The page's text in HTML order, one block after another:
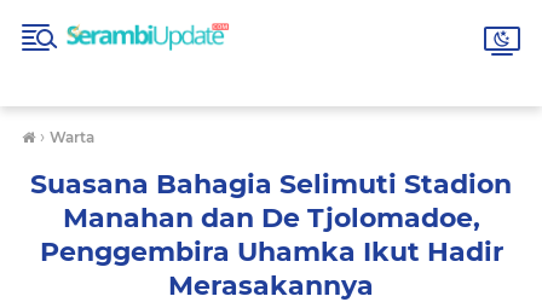
› Warta
Suasana Bahagia Selimuti Stadion
Manahan dan De Tjolomadoe,
Penggembira Uhamka Ikut Hadir
Merasakannya